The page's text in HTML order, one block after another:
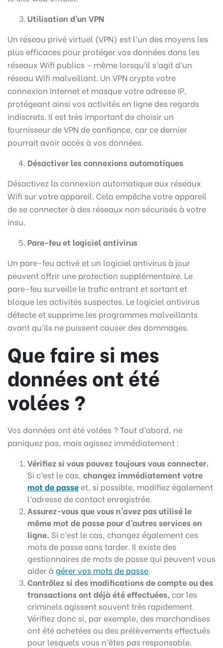
Utilisation d’un VPN
Un réseau privé virtuel (VPN) est l’un des moyens les
plus efficaces pour protéger vos données dans les
réseaux Wifi publics – même lorsqu’il s’agit d’un
réseau Wifi malveillant. Un VPN crypte votre
connexion Internet et masque votre adresse IP,
protégeant ainsi vos activités en ligne des regards
indiscrets. Il est très important de choisir un
fournisseur de VPN de confiance, car ce dernier
pourrait avoir accès à vos données.
Désactiver les connexions automatiques
Désactivez la connexion automatique aux réseaux
Wifi sur votre appareil. Cela empêche votre appareil
de se connecter à des réseaux non sécurisés à votre
insu.
Pare-feu et logiciel antivirus
Un pare-feu activé et un logiciel antivirus à jour
peuvent offrir une protection supplémentaire. Le
pare-feu surveille le trafic entrant et sortant et
bloque les activités suspectes. Le logiciel antivirus
détecte et supprime les programmes malveillants
avant qu’ils ne puissent causer des dommages.
Que faire si mes
données ont été
volées ?
Vos données ont été volées ? Tout d’abord, ne
paniquez pas, mais agissez immédiatement :
Vérifiez si vous pouvez toujours vous connecter.
Si c’est le cas, changez immédiatement votre
mot de passe et, si possible, modifiez également
l’adresse de contact enregistrée.
Assurez-vous que vous n’avez pas utilisé le
même mot de passe pour d’autres services en
ligne. Si c’est le cas, changez également ces
mots de passe sans tarder. Il existe des
gestionnaires de mots de passe qui peuvent vous
aider à gérer vos mots de passe.
Contrôlez si des modifications de compte ou des
transactions ont déjà été effectuées, car les
criminels agissent souvent très rapidement.
Vérifiez donc si, par exemple, des marchandises
ont été achetées ou des prélèvements effectués
pour lesquels vous n’êtes pas responsable.